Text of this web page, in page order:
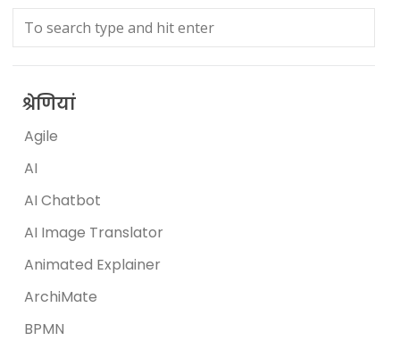
श्रेणियां
Agile
AI
AI Chatbot
AI Image Translator
Animated Explainer
ArchiMate
BPMN